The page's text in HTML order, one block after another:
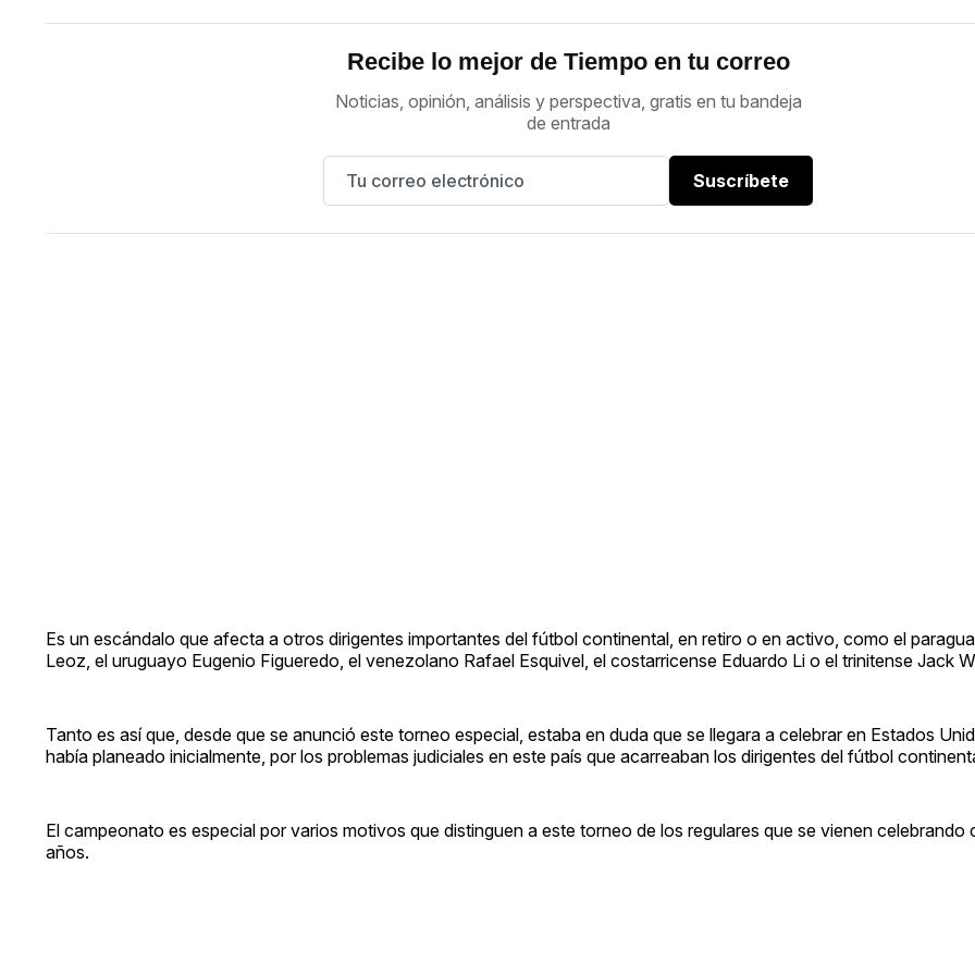
Recibe lo mejor de Tiempo en tu correo
Noticias, opinión, análisis y perspectiva, gratis en tu bandeja
de entrada
Suscríbete
Es un escándalo que afecta a otros dirigentes importantes del fútbol continental, en retiro o en activo, como el
Leoz, el uruguayo Eugenio Figueredo, el venezolano Rafael Esquivel, el costarricense Eduardo Li o el trinitense Jack
Tanto es así que, desde que se anunció este torneo especial, estaba en duda que se llegara a celebrar en Estados
había planeado inicialmente, por los problemas judiciales en este país que acarreaban los dirigentes del fútbol
El campeonato es especial por varios motivos que distinguen a este torneo de los regulares que se vienen celebrando
años.